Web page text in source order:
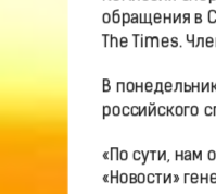
обращения в
The Times.
В
российского
«По сути, нам
«Новости»